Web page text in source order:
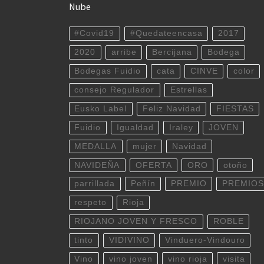
Nube
#Covid19 #Quedateencasa 2017
2020 arribe Bercijana Bodega
Bodegas Fuidio cata CINVE color
consejo Regulador Estrellas
Eusko Label Feliz Navidad FIESTAS
Fuidio Igualdad Iraley JOVEN
MEDALLA mujer Navidad
NAVIDEÑA OFERTA ORO otoño
parrillada Peñín PREMIO PREMIOS
respeto Rioja
RIOJANO JOVEN Y FRESCO ROBLE
tinto VIDIVINO Vinduero-Vindouro
Vino vino joven vino rioja visita